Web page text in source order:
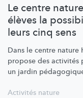
Le centre
élèves la
leurs cinq sens
Dans le centre nature
propose des activités
un jardin
Activités nature